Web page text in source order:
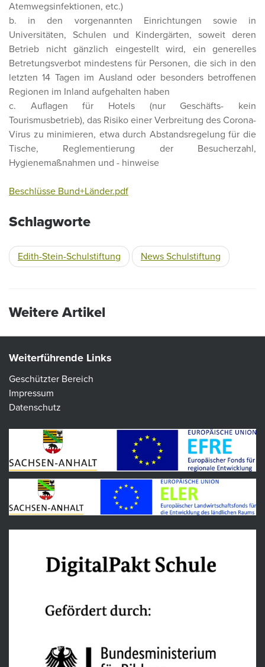
Atemwegsinfektionen, etc.)
b. in den vorgenannten Einrichtungen sowie in
Universitäten, Schulen und Kindergärten, soweit deren
Betrieb nicht gänzlich eingestellt wird, ein generelles
Betretungsverbot mindestens für Personen, die sich in den
letzten 14 Tagen im Ausland oder besonders betroffenen
Regionen im Inland aufgehalten haben
c. Auflagen für Hotels (nur Geschäfts- kein
Tourismusbetrieb), das Risiko einer Verbreitung des Corona-
Virus zu minimieren, etwa durch Abstandsregelung für die
Tische, Reglementierung der Besucherzahl,
Hygienemaßnahmen und - hinweise
Beschlüsse Bund+Länder.pdf
Schlagworte
Edith-Stein-Schulstiftung News Schulstiftung
Weitere Artikel
Weiterführende Links
Geschützter Bereich
Impressum
Datenschutz